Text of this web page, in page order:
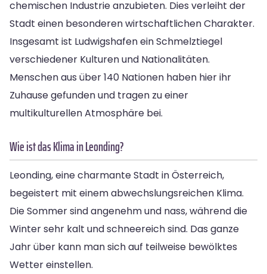
chemischen Industrie anzubieten. Dies verleiht der
Stadt einen besonderen wirtschaftlichen Charakter.
Insgesamt ist Ludwigshafen ein Schmelztiegel
verschiedener Kulturen und Nationalitäten.
Menschen aus über 140 Nationen haben hier ihr
Zuhause gefunden und tragen zu einer
multikulturellen Atmosphäre bei.
Wie ist das Klima in Leonding?
Leonding, eine charmante Stadt in Österreich,
begeistert mit einem abwechslungsreichen Klima.
Die Sommer sind angenehm und nass, während die
Winter sehr kalt und schneereich sind. Das ganze
Jahr über kann man sich auf teilweise bewölktes
Wetter einstellen.